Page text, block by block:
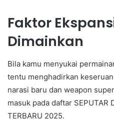
Faktor
Dimainkan
Bila kamu menyukai
tentu menghadirkan
narasi baru dan weapon
masuk pada daftar SEPUTAR
TERBARU 2025.